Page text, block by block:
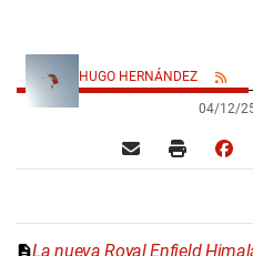
HUGO HERNÁNDEZ
04/12/
La nueva Royal Enfield